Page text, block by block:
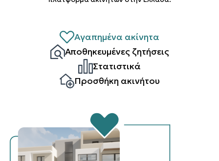
Αγαπημένα ακίνητα
Αποθηκευμένες ζητήσεις
Στατιστικά
Προσθήκη ακινήτου